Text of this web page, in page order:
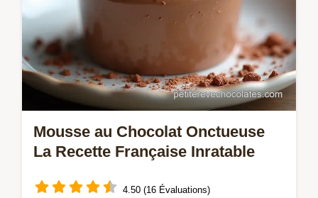
Mousse au Chocolat Onctueuse
La Recette Française Inratable
4.50 (16 Évaluations)